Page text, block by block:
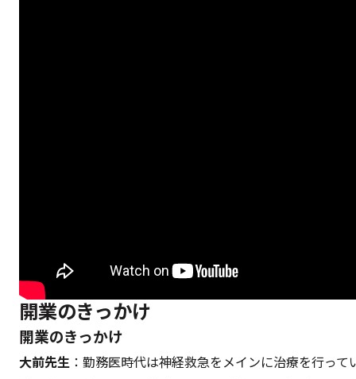
開業のきっかけ
開業のきっかけ
大前先生 ：勤務医時代は神経救急をメインに治療を行って